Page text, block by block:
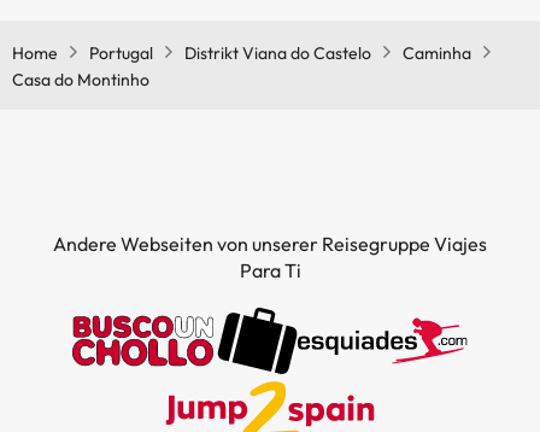
Home
Portugal Distrikt Viana do Castelo
Caminha
Casa do Montinho
Andere Webseiten von unserer Reisegruppe Viajes
Para Ti